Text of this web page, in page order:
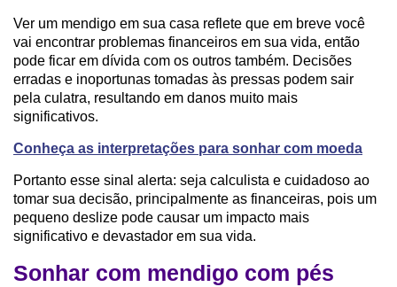
Ver um mendigo em sua casa reflete que em breve você
vai encontrar problemas financeiros em sua vida, então
pode ficar em dívida com os outros também. Decisões
erradas e inoportunas tomadas às pressas podem sair
pela culatra, resultando em danos muito mais
significativos.
Conheça as interpretações para sonhar com moeda
Portanto esse sinal alerta: seja calculista e cuidadoso ao
tomar sua decisão, principalmente as financeiras, pois um
pequeno deslize pode causar um impacto mais
significativo e devastador em sua vida.
Sonhar com mendigo com pés